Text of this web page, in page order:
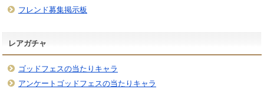
フレンド募集掲示板
レアガチャ
ゴッドフェスの当たりキャラ
アンケートゴッドフェスの当たりキャラ